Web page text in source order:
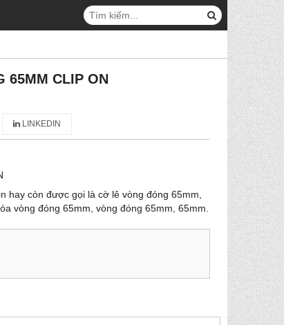
65MM CLIP ON
LINKEDIN
hay còn được gọi là cờ lê vòng đóng 65mm,
vòng đóng 65mm, vòng đóng 65mm, 65mm.